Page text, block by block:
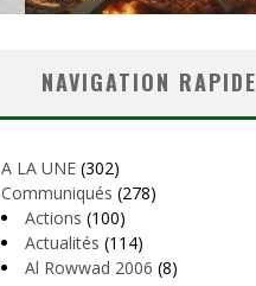
NAVIGATION RAPIDE
A LA UNE (302)
Communiqués (278)
Actions (100)
Actualités (114)
Al Rowwad 2006 (8)